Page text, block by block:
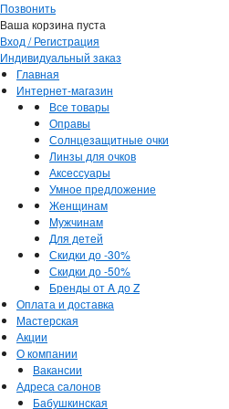
Позвонить
Ваша корзина пуста
Вход / Регистрация
Индивидуальный заказ
Главная
Интернет-магазин
Все товары
Оправы
Солнцезащитные очки
Линзы для очков
Аксессуары
Умное предложение
Женщинам
Мужчинам
Для детей
Скидки до -30%
Скидки до -50%
Бренды от A до Z
Оплата и доставка
Мастерская
Акции
О компании
Вакансии
Адреса салонов
Бабушкинская